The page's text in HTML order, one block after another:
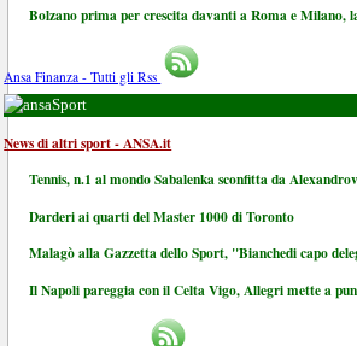
Bolzano prima per crescita davanti a Roma e Milano,
Ansa Finanza - Tutti gli Rss
Sport
News di altri sport - ANSA.it
Tennis, n.1 al mondo Sabalenka sconfitta da
Darderi ai quarti del Master 1000 di Toronto
Malagò alla Gazzetta dello Sport, "Bianchedi capo
Il Napoli pareggia con il Celta Vigo, Allegri mette a